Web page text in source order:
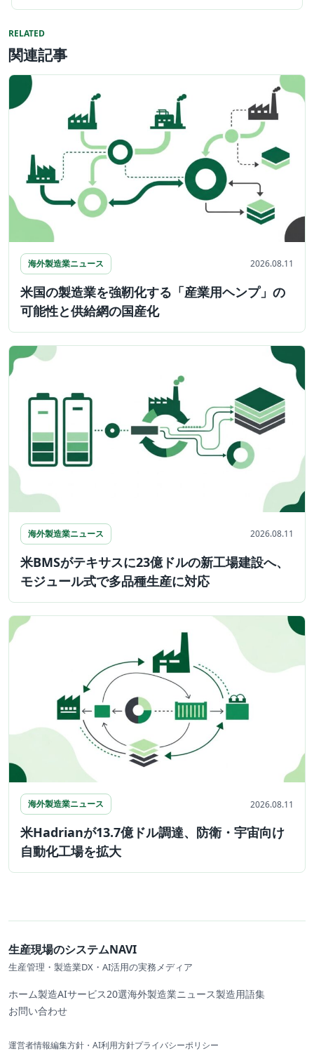
RELATED
関連記事
海外製造業ニュース 2026.08.11
米国の製造業を強靭化する「産業用ヘンプ」の
可能性と供給網の国産化
海外製造業ニュース 2026.08.11
米BMSがテキサスに23億ドルの新工場建設へ、
モジュール式で多品種生産に対応
海外製造業ニュース 2026.08.11
米Hadrianが13.7億ドル調達、防衛・宇宙向け
自動化工場を拡大
生産現場のシステムNAVI
生産管理・製造業DX・AI活用の実務メディア
ホーム製造AIサービス20選海外製造業ニュース製造用語集
お問い合わせ
運営者情報編集方針・AI利用方針プライバシーポリシー